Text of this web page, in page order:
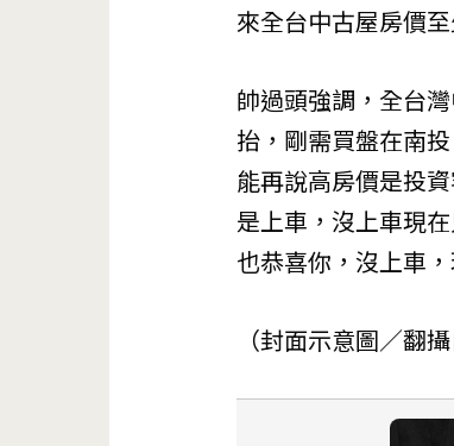
來全台中古屋房價
帥過頭強調，全台
抬，剛需買盤在南
能再說高房價是投
是上車，沒上車現
也恭喜你，沒上車
（封面示意圖／翻